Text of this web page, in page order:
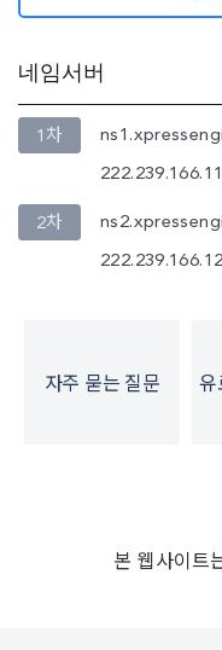
네임서버
1차
2차
자주 묻는 질문 유
본 웹사이트